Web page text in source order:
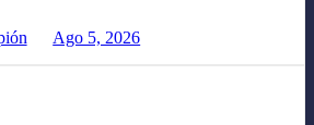
Ago 5, 2026